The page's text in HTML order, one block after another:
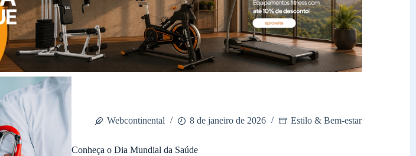
Webcontinental 8 de janeiro de 2026 Estilo & Bem-estar
Conheça o Dia Mundial da Saúde